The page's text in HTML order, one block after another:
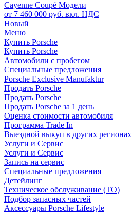
Cayenne Coupé Модели
от 7 460 000 руб. вкл. НДС
Новый
Меню
Купить Porsche
Купить Porsche
Автомобили с пробегом
Специальные предложения
Porsche Exclusive Manufaktur
Продать Porsche
Продать Porsche
Продать Porsche за 1 день
Оценка стоимости автомобиля
Программа Trade In
Выездной выкуп в других регионах
Услуги и Сервис
Услуги и Сервис
Запись на сервис
Специальные предложения
Детейлинг
Техническое обслуживание (ТО)
Подбор запасных частей
Аксессуары Porsche Lifestyle